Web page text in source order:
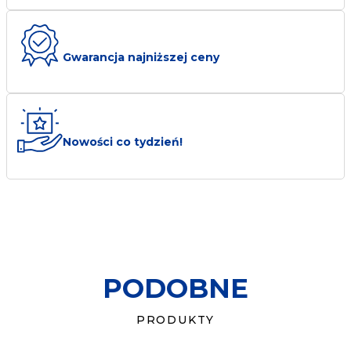
Gwarancja najniższej ceny
Nowości co tydzień!
PODOBNE
PRODUKTY